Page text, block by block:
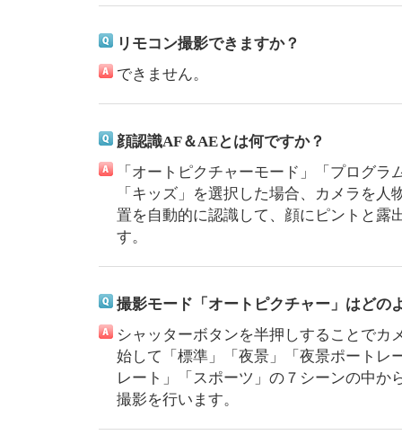
リモコン撮影できますか？
できません。
顔認識AF＆AEとは何ですか？
「オートピクチャーモード」「プログ
「キッズ」を選択した場合、カメラを
置を自動的に認識して、顔にピントと露
す。
撮影モード「オートピクチャー」はどの
シャッターボタンを半押しすることでカ
始して「標準」「夜景」「夜景ポートレ
レート」「スポーツ」の７シーンの中か
撮影を行います。